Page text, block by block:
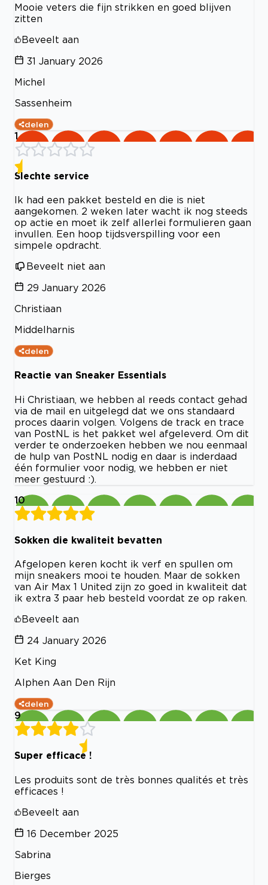
Mooie veters die fijn strikken en goed blijven
zitten
Beveelt aan
31 January 2026
Michel
Sassenheim
delen
1
Slechte service
Ik had een pakket besteld en die is niet
aangekomen. 2 weken later wacht ik nog steeds
op actie en moet ik zelf allerlei formulieren gaan
invullen. Een hoop tijdsverspilling voor een
simpele opdracht.
Beveelt niet aan
29 January 2026
Christiaan
Middelharnis
delen
Reactie van Sneaker Essentials
Hi Christiaan, we hebben al reeds contact gehad
via de mail en uitgelegd dat we ons standaard
proces daarin volgen. Volgens de track en trace
van PostNL is het pakket wel afgeleverd. Om dit
verder te onderzoeken hebben we nou eenmaal
de hulp van PostNL nodig en daar is inderdaad
één formulier voor nodig, we hebben er niet
meer gestuurd :).
10
Sokken die kwaliteit bevatten
Afgelopen keren kocht ik verf en spullen om
mijn sneakers mooi te houden. Maar de sokken
van Air Max 1 United zijn zo goed in kwaliteit dat
ik extra 3 paar heb besteld voordat ze op raken.
Beveelt aan
24 January 2026
Ket King
Alphen Aan Den Rijn
delen
9
Super efficace !
Les produits sont de très bonnes qualités et très
efficaces !
Beveelt aan
16 December 2025
Sabrina
Bierges